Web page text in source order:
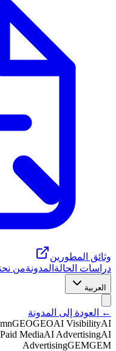
وثائق المطورين
دراسات الحالة المدونةمن
العربية
← العودة إلى المدونة
GEOGEOAI VisibilityAI
Paid MediaAI AdvertisingAI
AdvertisingGEMGEM